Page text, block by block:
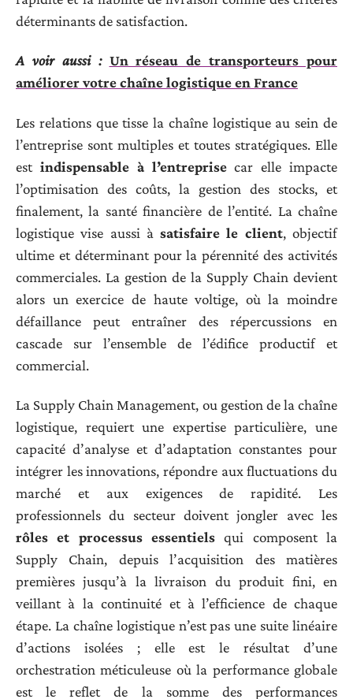
déterminants de satisfaction.
A voir aussi : Un réseau de transporteurs pour
améliorer votre chaîne logistique en France
Les relations que tisse la chaîne logistique au sein de
l’entreprise sont multiples et toutes stratégiques. Elle
est indispensable à l’entreprisecar elle impacte
l’optimisation des coûts, la gestion des stocks, et
finalement, la santé financière de l’entité. La chaîne
logistique vise aussi àsatisfaire le client, objectif
ultime et déterminant pour la pérennité des activités
commerciales. La gestion de la Supply Chain devient
alors un exercice de haute voltige, où la moindre
défaillance peut entraîner des répercussions en
cascade sur l’ensemble de l’édifice productif et
commercial.
La Supply Chain Management, ou gestion de la chaîne
logistique, requiert une expertise particulière, une
capacité d’analyse et d’adaptation constantes pour
intégrer les innovations, répondre aux fluctuations du
marché et aux exigences de rapidité. Les
professionnels du secteur doivent jongler avec les
rôles et processus essentiels qui composent la
Supply Chain, depuis l’acquisition des matières
premières jusqu’à la livraison du produit fini, en
veillant à la continuité et à l’efficience de chaque
étape. La chaîne logistique n’est pas une suite linéaire
d’actions isolées ; elle est le résultat d’une
orchestration méticuleuse où la performance globale
est le reflet de la somme des performances